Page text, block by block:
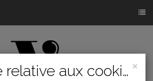
×
Politique relative aux cookies